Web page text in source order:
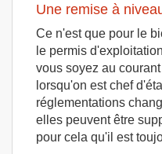
Une remise à
Ce n'est que pour le
le permis
vous soyez au
lorsqu'on est chef
réglementations
elles peuvent être
pour cela qu'il est